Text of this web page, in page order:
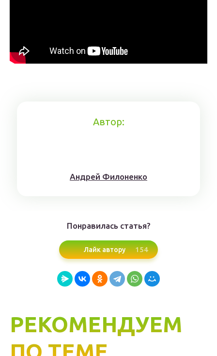
Автор:
Aндрeй Филoнeнкo
Понравилась статья?
Лайк автору 154
РЕКОМЕНДУЕМ